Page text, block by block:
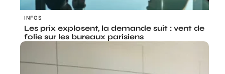
INFOS
Les prix explosent, la demande suit : vent de
folie sur les bureaux parisiens